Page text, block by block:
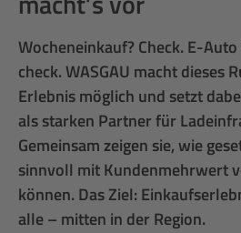
Wocheneinkauf? Check. E-
check. WASGAU macht dieses
Erlebnis möglich und setzt
als starken Partner für
Gemeinsam zeigen sie, wie
sinnvoll mit Kundenmehrwert
können. Das Ziel:
alle – mitten in der Region.